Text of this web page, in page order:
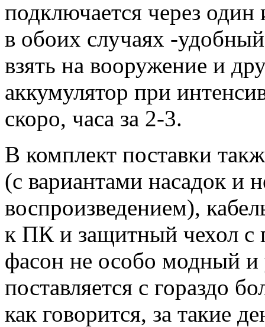
подключается через один
в обоих случаях -
взять на вооружение и
аккумулятор при
скоро, часа за 2-3.
В комплект поставки
(с вариантами насадок и
воспроизведением),
к ПК и защитный чехол с
фасон не особо модный
поставляется с гораздо
как говорится, за такие